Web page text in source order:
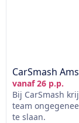
CarSmash
vanaf 26 p.p.
Bij CarSmash
team
te slaan.